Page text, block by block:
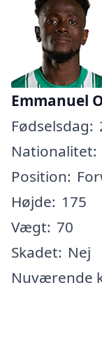
Emmanuel
Fødselsdag:
Nationalitet:
Position:
Højde: 175
Vægt: 70
Skadet: Nej
Nuværende